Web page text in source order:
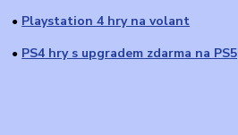
● Playstation 4 hry na volant
● PS4 hry s upgradem zdarma na PS5